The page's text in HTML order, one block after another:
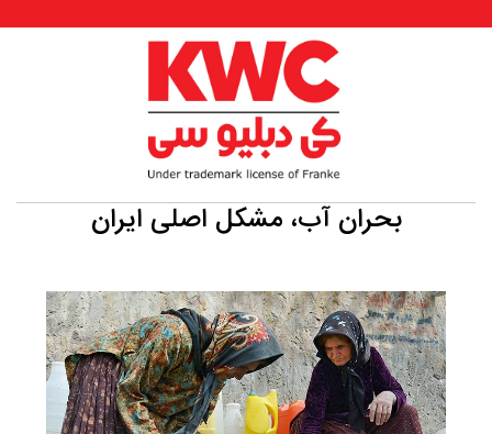
بحران آب، مشکل اصلی ایران